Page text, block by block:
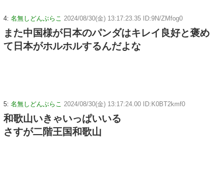
4: 名無しどんぶらこ 2024/08/30(金) 13:17:23.35 ID:9N/ZMfog0
また中国様が日本のパンダはキレイ良好と褒め
て日本がホルホルするんだよな
5: 名無しどんぶらこ 2024/08/30(金) 13:17:24.00 ID:K0BT2kmf0
和歌山いきゃいっぱいいる
さすが二階王国和歌山